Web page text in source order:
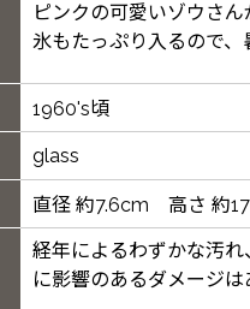
ピンクの可愛いゾウさん
氷もたっぷり入るので、
1960's頃
glass
直径 約7.6cm 高さ 約
経年によるわずかな汚
に影響のあるダメージは